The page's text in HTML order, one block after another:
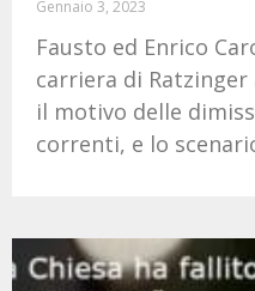
Gennaio 3, 2023
Fausto ed Enrico
carriera di Ratzinger
il motivo delle
correnti, e lo